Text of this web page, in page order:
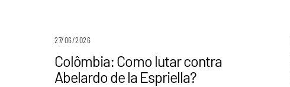
27/06/2026
Colômbia: Como lutar contra
Abelardo de la Espriella?